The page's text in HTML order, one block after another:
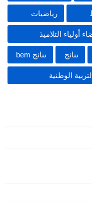
رياضيات
أولياء التلاميذ
نتائج نتائج bem
الوطنية